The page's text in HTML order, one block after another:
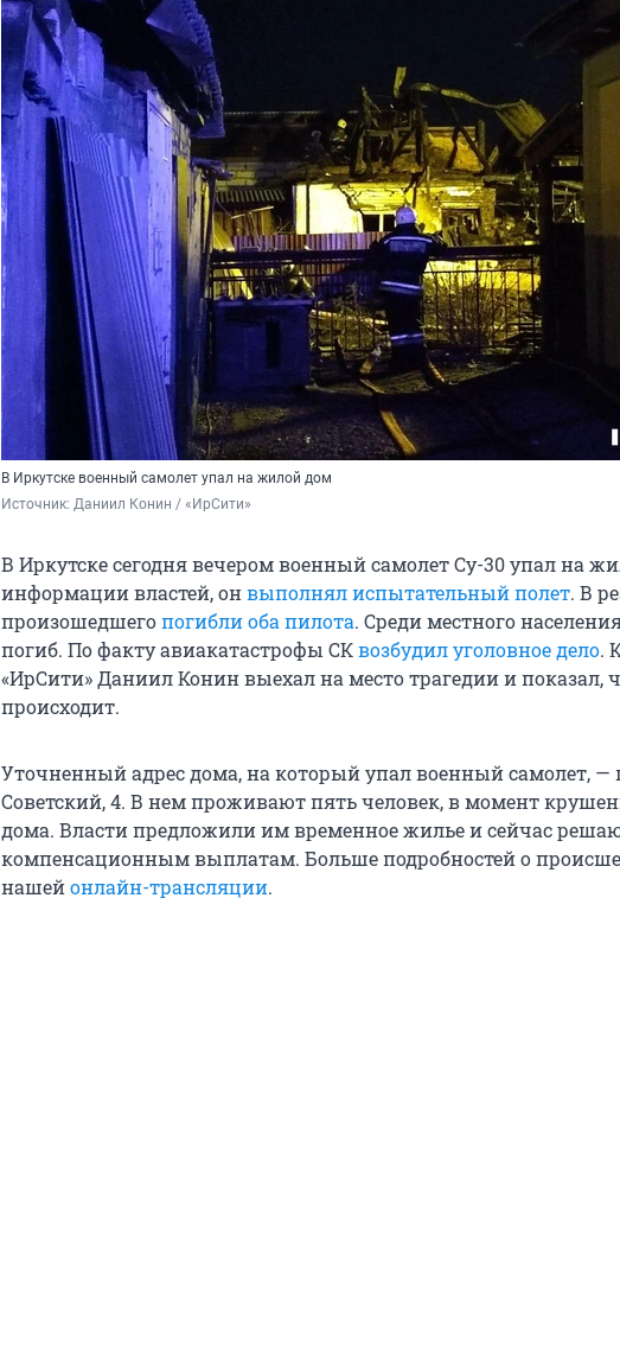
В Иркутске военный самолет упал на жилой дом
Источник: Даниил Конин / «ИрСити»
В Иркутске сегодня вечером военный самолет Су-30 упал на
информации властей, онвыполнял испытательный полет. В
произошедшегопогибли оба пилота. Среди местного
погиб. По факту авиакатастрофы СКвозбудил уголовное дело.
«ИрСити» Даниил Конин выехал на место трагедии и показал,
происходит.
Уточненный адрес дома, на который упал военный самолет, —
Советский, 4. В нем проживают пять человек, в момент
дома. Власти предложили им временное жилье и сейчас
компенсационным выплатам. Больше подробностей о
нашейонлайн-трансляции.